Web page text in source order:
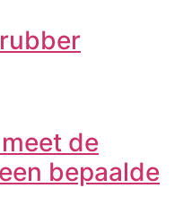
de
bepaalde